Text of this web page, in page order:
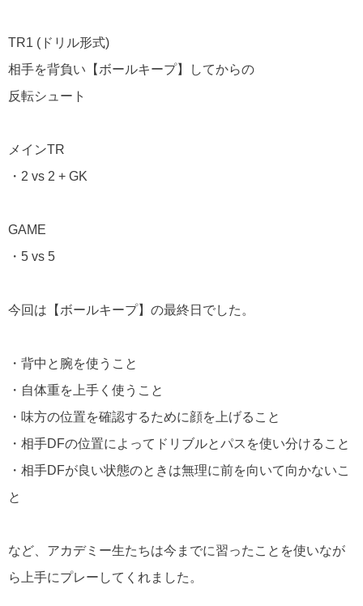
TR1 (ドリル形式)
相手を背負い【ボールキープ】してからの
反転シュート
メインTR
・2 vs 2 + GK
GAME
・5 vs 5
今回は【ボールキープ】の最終日でした。
・背中と腕を使うこと
・自体重を上手く使うこと
・味方の位置を確認するために顔を上げること
・相手DFの位置によってドリブルとパスを使い分けること
・相手DFが良い状態のときは無理に前を向いて向かないこ
と
など、アカデミー生たちは今までに習ったことを使いなが
ら上手にプレーしてくれました。